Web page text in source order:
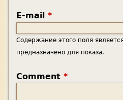
E-mail *
Содержание этого поля
предназначено для показа.
Comment *